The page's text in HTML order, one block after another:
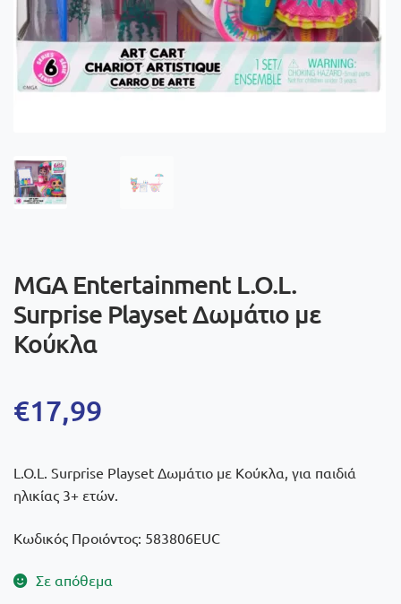
MGA Entertainment L.O.L.
Surprise Playset Δωμάτιο με
Κούκλα
€17,99
L.O.L. Surprise Playset Δωμάτιο με Κούκλα, για παιδιά
ηλικίας 3+ ετών.
Κωδικός Προιόντος: 583806EUC
Σε απόθεμα